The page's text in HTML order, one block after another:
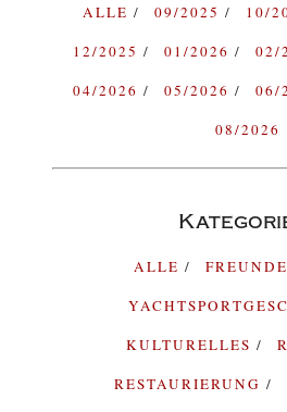
ALLE 09/2025 10/
12/2025
01/2026 02/
04/2026
05/2026 06/
08/2026
ALLE
KULTURELLES
RESTAURIERUNG